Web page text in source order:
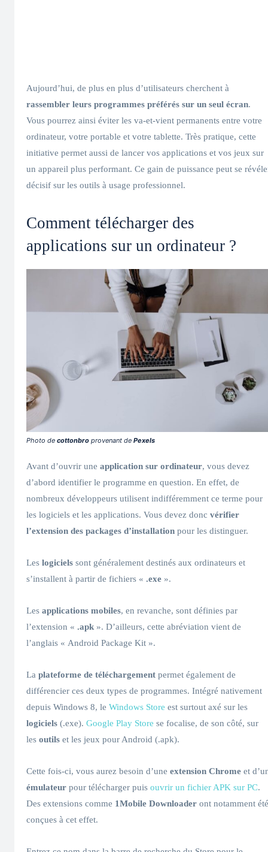
Aujourd’hui, de plus en plus d’utilisateurs cherchent à
rassembler leurs programmes préférés sur un seul écran.
Vous pourrez ainsi éviter les va-et-vient permanents entre votre
ordinateur, votre portable et votre tablette. Très pratique, cette
initiative permet aussi de lancer vos applications et vos jeux sur
un appareil plus performant. Ce gain de puissance peut se
décisif sur les outils à usage professionnel.
Comment télécharger des
applications sur un ordinateur ?
Photo de cottonbro provenant de Pexels
Avant d’ouvrir une application sur ordinateur, vous devez
d’abord identifier le programme en question. En effet, de
nombreux développeurs utilisent indifféremment ce terme pour
les logiciels et les applications. Vous devez donc vérifier
l’extension des packages d’installation pour les distinguer.
Les logiciels sont généralement destinés aux ordinateurs et
s’installent à partir de fichiers « .exe ».
Les applications mobiles, en revanche, sont définies par
l’extension « .apk ». D’ailleurs, cette abréviation vient de
l’anglais « Android Package Kit ».
La plateforme de téléchargement permet également de
différencier ces deux types de programmes. Intégré nativement
depuis Windows 8, le Windows Store est surtout axé sur les
logiciels (.exe). Google Play Store se focalise, de son côté, sur
les outils et les jeux pour Android (.apk).
Cette fois-ci, vous aurez besoin d’une extension Chrome et
émulateur pour télécharger puis ouvrir un fichier APK sur PC.
Des extensions comme 1Mobile Downloader ont notamment été
conçues à cet effet.